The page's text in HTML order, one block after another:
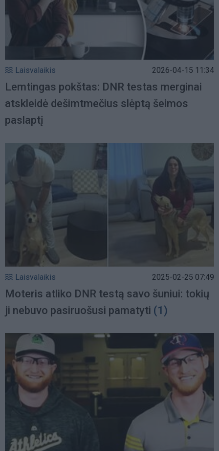
Laisvalaikis 2026-04-15 11:34
Lemtingas pokštas: DNR testas merginai
atskleidė dešimtmečius slėptą šeimos
paslaptį
Laisvalaikis 2025-02-25 07:49
Moteris atliko DNR testą savo šuniui: tokių
ji nebuvo pasiruošusi pamatyti (1)